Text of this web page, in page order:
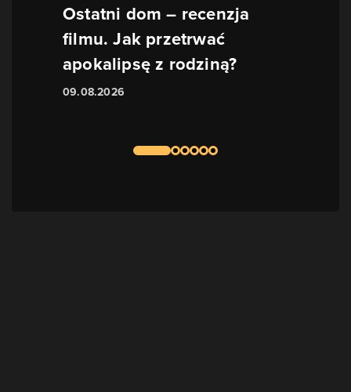
Ostatni dom – recenzja
filmu. Jak przetrwać
apokalipsę z rodziną?
09.08.2026